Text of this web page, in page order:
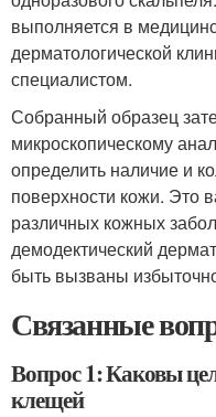
выполняется в
дерматологической
специалистом.
Собранный образец
микроскопическому
определить наличие и
поверхности кожи. Это
различных кожных
демодектический
быть вызваны
Связанные
Вопрос 1: Каковы
клещей